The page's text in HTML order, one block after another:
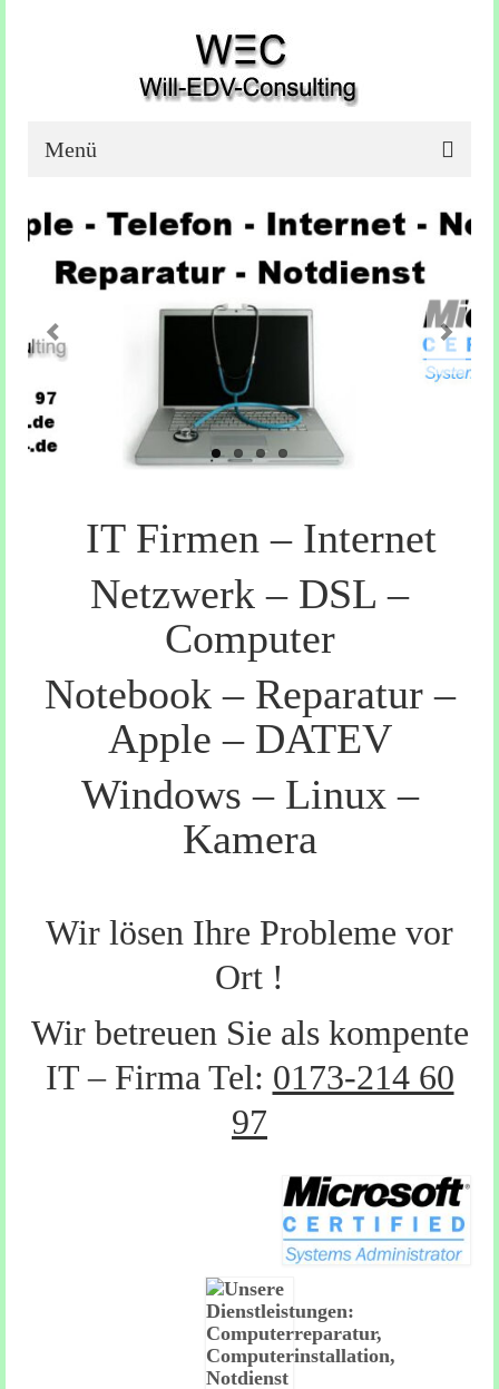
Menü
IT Firma
EDV – Sachverständiger
Netzwerk / Exchange
externer Datenschutzbeauftragter
Kontaktformular
IT Firmen – Internet
Netzwerk – DSL –
Computer
Notebook – Reparatur –
Apple – DATEV
Windows – Linux –
Kamera
Wir lösen Ihre Probleme vor
Ort !
Wir betreuen Sie als kompente
IT – Firma Tel: 0173-214 60
97